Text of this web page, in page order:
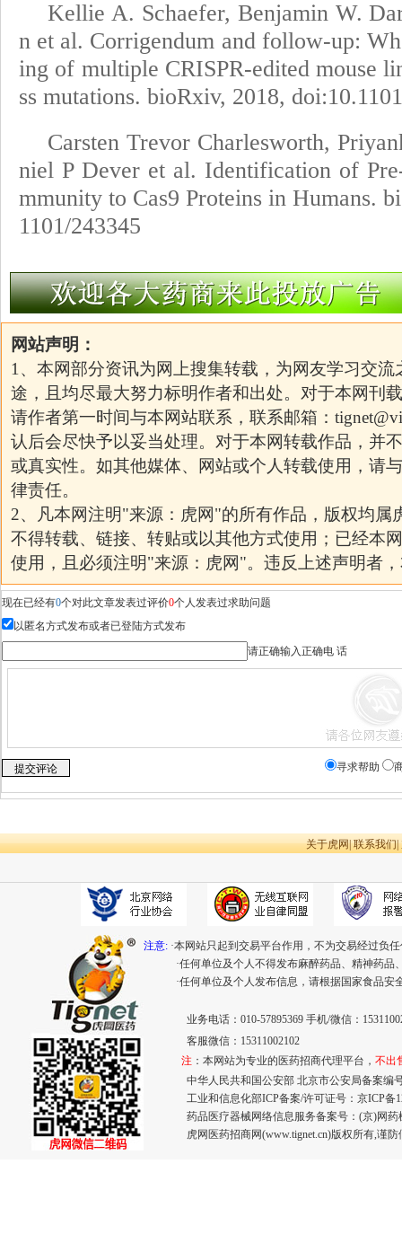
Kellie A. Schaefer, Benjamin W.
n et al. Corrigendum and follow-up:
ing of multiple CRISPR-edited mouse
ss mutations. bioRxiv, 2018,
Carsten Trevor Charlesworth,
niel P Dever et al. Identification of
mmunity to Cas9 Proteins in Humans.
1101/243345
网站声明：
1、本网部分资讯为网上搜集转载，为网友学习交
途，且均尽最大努力标明作者和出处。对于本网刊
请作者第一时间与本网站联系，联系邮箱：
认后会尽快予以妥当处理。对于本网转载作品，并
或真实性。如其他媒体、网站或个人转载使用，请
律责任。
2、凡本网注明"来源：虎网"的所有作品，版权均属
不得转载、链接、转贴或以其他方式使用；已经本
使用，且必须注明"来源：虎网"。违反上述声明者
现在已经有0个对此文章发表过评价0个人发表过求助问题
以匿名方式发布或者已登陆方式发布
请正确输入正确电 话
寻求帮助
关于虎网|联系我们|
注意: ·本网站只起到交易平台作用，不为交易经过负
·任何单位及个人不得发布麻醉药品、精神药
·任何单位及个人发布信息，请根据国家食品
业务电话：010-57895369 手机/微信：
客服微信：15311002102
注 ：本网站为专业的医药招商代理平台， 不出
中华人民共和国公安部 北京市公安局备案编
工业和信息化部ICP备案/许可证号： 京ICP备
药品医疗器械网络信息服务备案号：(京)网药
虎网医药招商网(www.tignet.cn)版权所有,谨防